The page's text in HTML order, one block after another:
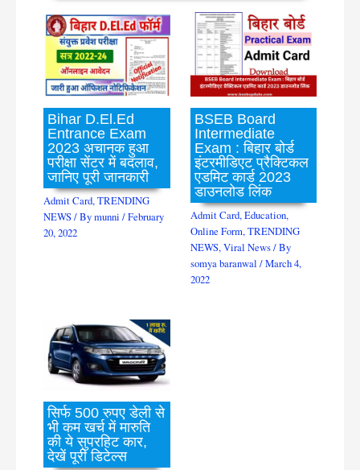
Bihar D.El.Ed
Entrance Exam
2023 अचानक हुआ
परीक्षा सेंटर में बदलाव,
जानिए पूरी जानकारी
Admit Card,TRENDING
NEWS/ Bymunni/February
20, 2022
BSEB Board
Intermediate
Exam : बिहार बोर्ड
इंटरमीडिएट प्रैक्टिकल
एडमिट कार्ड 2023
डाउनलोड लिंक
Admit Card,Education,
Online Form,TRENDING
NEWS,Viral News/ By
somya baranwal /March 4,
2022
सिर्फ 500 रुपए डेली से
भी कम खर्च में मारुति
की ये सुपरहिट कार,
देखें पूरी डिटेल्स